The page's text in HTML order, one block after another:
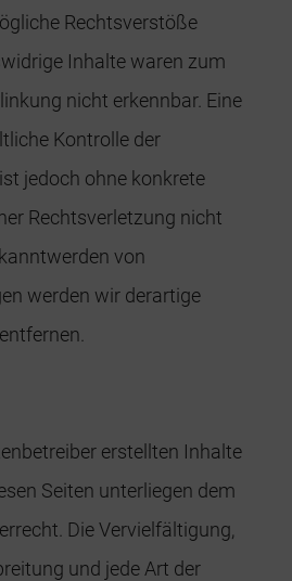
Rechtsverstöße
Inhalte waren zum
nicht erkennbar. Eine
Kontrolle der
jedoch ohne konkrete
Rechtsverletzung nicht
von
werden wir derartige
erstellten Inhalte
Seiten unterliegen dem
Die Vervielfältigung,
und jede Art der